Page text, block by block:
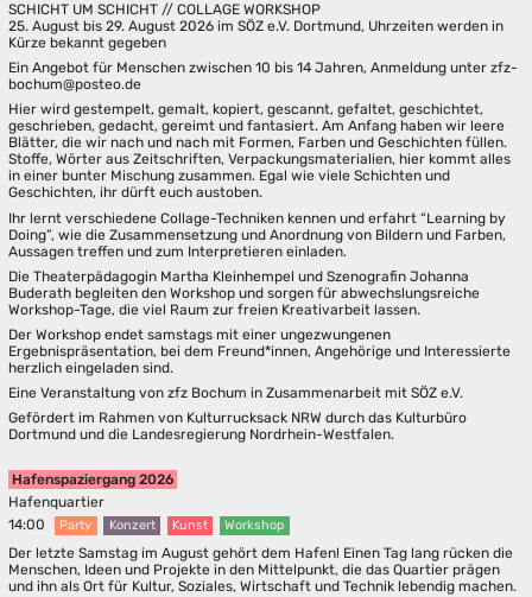
SCHICHT UM SCHICHT // COLLAGE WORKSHOP
25. August bis 29. August 2026 im SÖZ e.V. Dortmund, Uhrzeiten werden in
Kürze bekannt gegeben
Ein Angebot für Menschen zwischen 10 bis 14 Jahren, Anmeldung unter zfz-
bochum@posteo.de
Hier wird gestempelt, gemalt, kopiert, gescannt, gefaltet, geschichtet,
geschrieben, gedacht, gereimt und fantasiert. Am Anfang haben wir leere
Blätter, die wir nach und nach mit Formen, Farben und Geschichten füllen.
Stoffe, Wörter aus Zeitschriften, Verpackungsmaterialien, hier kommt alles
in einer bunter Mischung zusammen. Egal wie viele Schichten und
Geschichten, ihr dürft euch austoben.
Ihr lernt verschiedene Collage-Techniken kennen und erfahrt “Learning by
Doing”, wie die Zusammensetzung und Anordnung von Bildern und Farben,
Aussagen treffen und zum Interpretieren einladen.
Die Theaterpädagogin Martha Kleinhempel und Szenografin Johanna
Buderath begleiten den Workshop und sorgen für abwechslungsreiche
Workshop-Tage, die viel Raum zur freien Kreativarbeit lassen.
Der Workshop endet samstags mit einer ungezwungenen
Ergebnispräsentation, bei dem Freund*innen, Angehörige und Interessierte
herzlich eingeladen sind.
Eine Veranstaltung von zfz Bochum in Zusammenarbeit mit SÖZ e.V.
Gefördert im Rahmen von Kulturrucksack NRW durch das Kulturbüro
Dortmund und die Landesregierung Nordrhein-Westfalen.
Hafenspaziergang 2026
Hafenquartier
14:00
Party Konzert Kunst Workshop
Der letzte Samstag im August gehört dem Hafen! Einen Tag lang rücken die
Menschen, Ideen und Projekte in den Mittelpunkt, die das Quartier prägen
und ihn als Ort für Kultur, Soziales, Wirtschaft und Technik lebendig machen.